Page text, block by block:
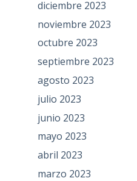
diciembre 2023
noviembre 2023
octubre 2023
septiembre 2023
agosto 2023
julio 2023
junio 2023
mayo 2023
abril 2023
marzo 2023